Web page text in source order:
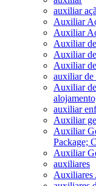
auxiliar
Auxiliar
Auxiliar
Auxiliar
Auxiliar
Auxiliar
auxiliar de
Auxiliar
auxiliar
Auxiliar
Auxiliar
Package;
Auxiliar
auxiliares
Auxiliares